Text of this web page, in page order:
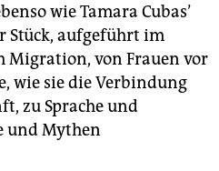
wie Tamara Cubas’
Stück, aufgeführt im
Migration, von Frauen vor
wie sie die Verbindung
zu Sprache und
und Mythen